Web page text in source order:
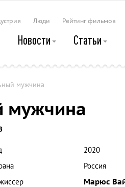
Люди Рейтинг фильмов
Новости Статьи
мужчина
мужчина
2020
Россия
Марюс